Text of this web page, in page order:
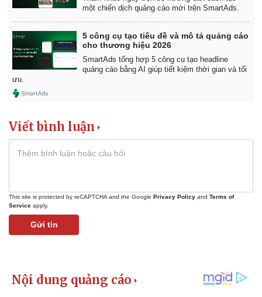
một chiến dịch quảng cáo mới trên SmartAds.
5 công cụ tạo tiêu đề và mô tả quảng cáo
cho thương hiệu 2026
SmartAds tổng hợp 5 công cụ tạo headline
quảng cáo bằng AI giúp tiết kiệm thời gian và tối
ưu.
Viết bình luận
This site is protected by reCAPTCHA and the Google Privacy Policy and Terms of
Service apply.
Gửi tin